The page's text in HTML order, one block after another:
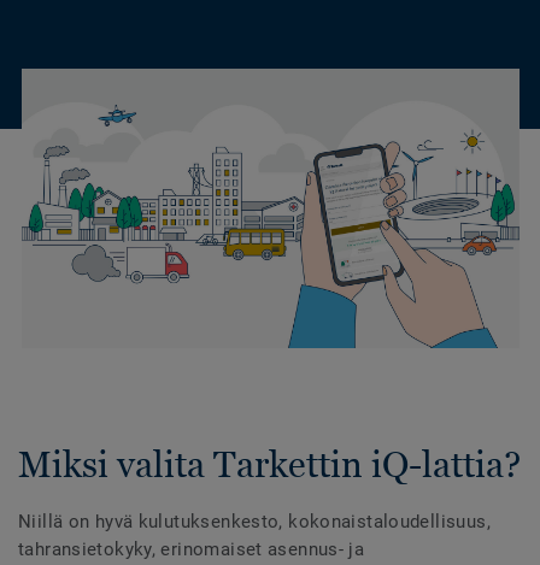
Miksi valita Tarkettin iQ-lattia?
Niillä on hyvä kulutuksenkesto, kokonaistaloudellisuus,
tahransietokyky, erinomaiset asennus- ja